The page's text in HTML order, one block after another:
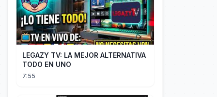
LEGAZY TV: LA MEJOR ALTERNATIVA
TODO EN UNO
7:55